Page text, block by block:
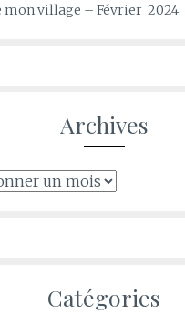
mon village – Février 2024
Archives
Catégories